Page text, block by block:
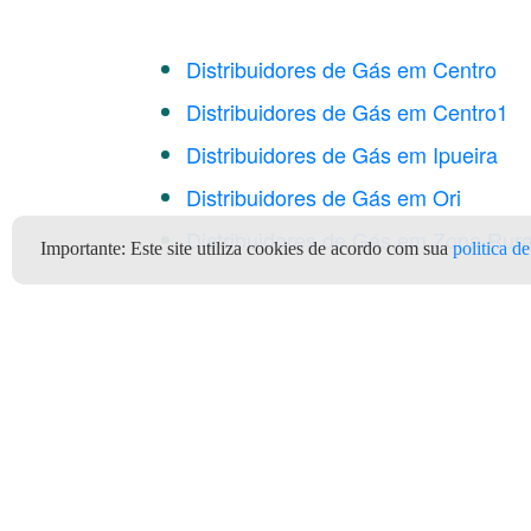
Distribuidores de Gás em Centro
Distribuidores de Gás em Centro1
Distribuidores de Gás em Ipueira
Distribuidores de Gás em Ori
Distribuidores de Gás em Zona
Importante: Este site utiliza cookies de acordo com suapolitica